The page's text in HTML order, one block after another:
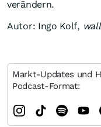
verändern.
Autor: Ingo Kolf,
Markt-Updates und
Podcast-Format: